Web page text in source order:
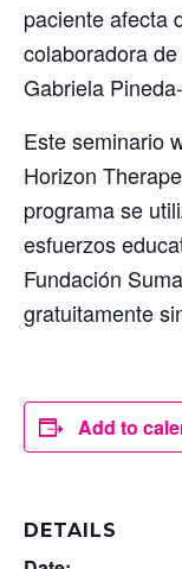
paciente afecta
colaboradora
Gabriela
Este seminario
Horizon
programa se
esfuerzos
Fundación
gratuitamente
Add to
DETAILS